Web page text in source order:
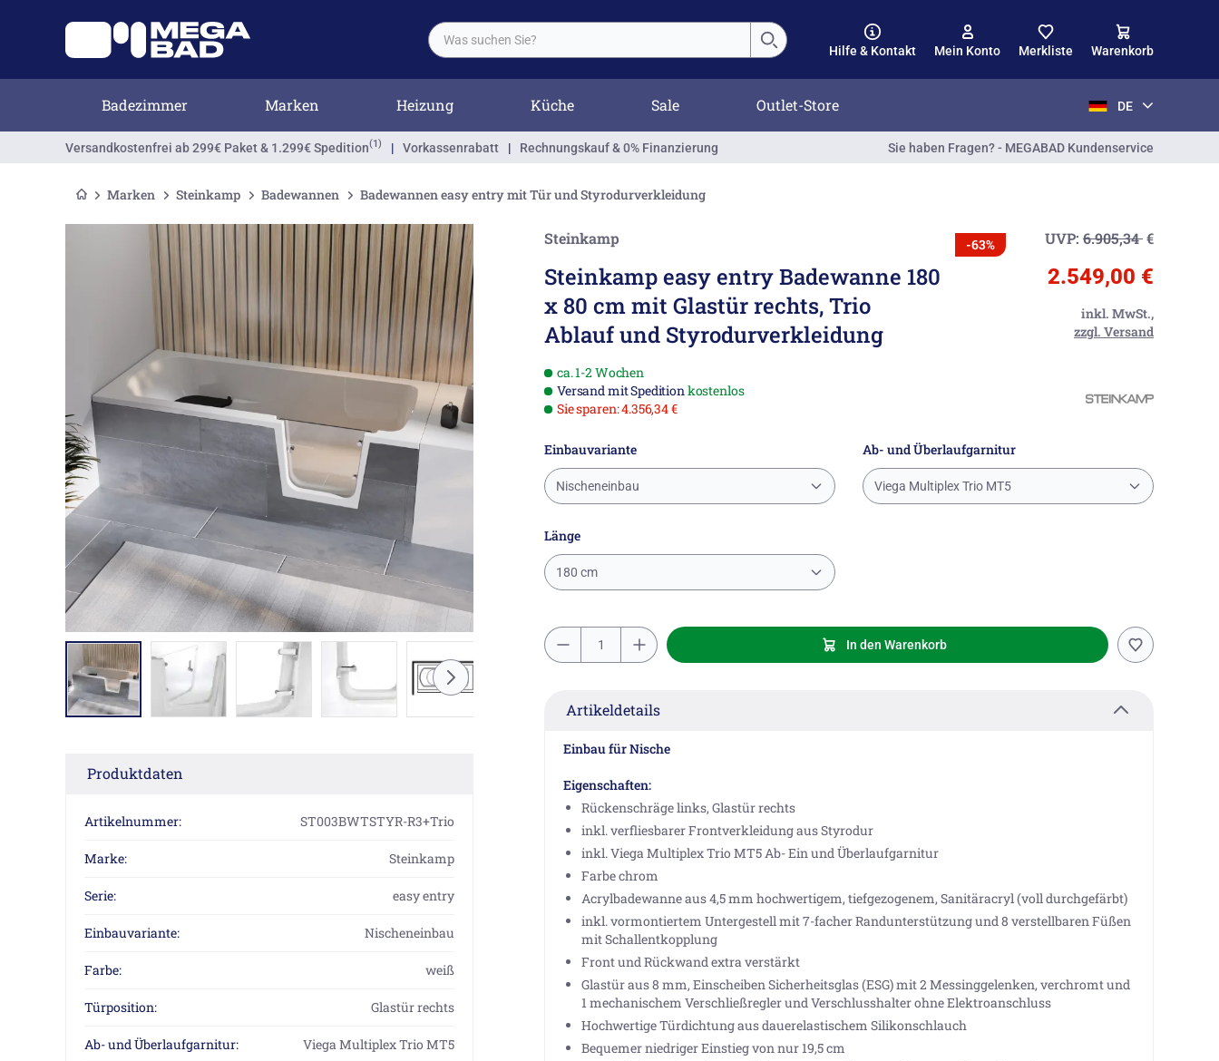
Hilfe & Kontakt Mein Konto Merkliste Warenkorb
Badezimmer Marken Heizung Küche Sale Outlet-Store DE
Versandkostenfrei ab 299€ Paket & 1.299€ Spedition(1) | Vorkassenrabatt | Rechnungskauf & 0% Finanzierung Sie haben Fragen? - MEGABAD Kundenservice
Marken Steinkamp Badewannen Badewannen easy entry mit Tür und Styrodurverkleidung
Produktdaten
Artikelnummer: ST003BWTSTYR-R3+Trio
Marke: Steinkamp
Serie: easy entry
Einbauvariante: Nischeneinbau
Farbe: weiß
Türposition: Glastür rechts
Ab- und Überlaufgarnitur: Viega Multiplex Trio MT5
Steinkamp
Steinkamp easy entry Badewanne 180
x 80 cm mit Glastür rechts, Trio
Ablauf und Styrodurverkleidung
-63% UVP: 6.905,34€
2.549,00 €
inkl. MwSt.,
zzgl. Versand
ca. 1-2 Wochen
Versand mit Speditionkostenlos
Sie sparen: 4.356,34 €
Einbauvariante
Nischeneinbau
Ab- und Überlaufgarnitur
Viega Multiplex Trio MT5
Länge
180 cm
In den Warenkorb
Artikeldetails
Einbau für Nische
Eigenschaften:
Rückenschräge links, Glastür rechts
inkl. verfliesbarer Frontverkleidung aus Styrodur
inkl. Viega Multiplex Trio MT5 Ab- Ein und Überlaufgarnitur
Farbe chrom
Acrylbadewanne aus 4,5 mm hochwertigem, tiefgezogenem, Sanitäracryl (voll durchgefärbt)
inkl. vormontiertem Untergestell mit 7-facher Randunterstützung und 8 verstellbaren Füßen
mit Schallentkopplung
Front und Rückwand extra verstärkt
Glastür aus 8 mm, Einscheiben Sicherheitsglas (ESG) mit 2 Messinggelenken, verchromt und
1 mechanischem Verschließregler und Verschlusshalter ohne Elektroanschluss
Hochwertige Türdichtung aus dauerelastischem Silikonschlauch
Bequemer niedriger Einstieg von nur 19,5 cm